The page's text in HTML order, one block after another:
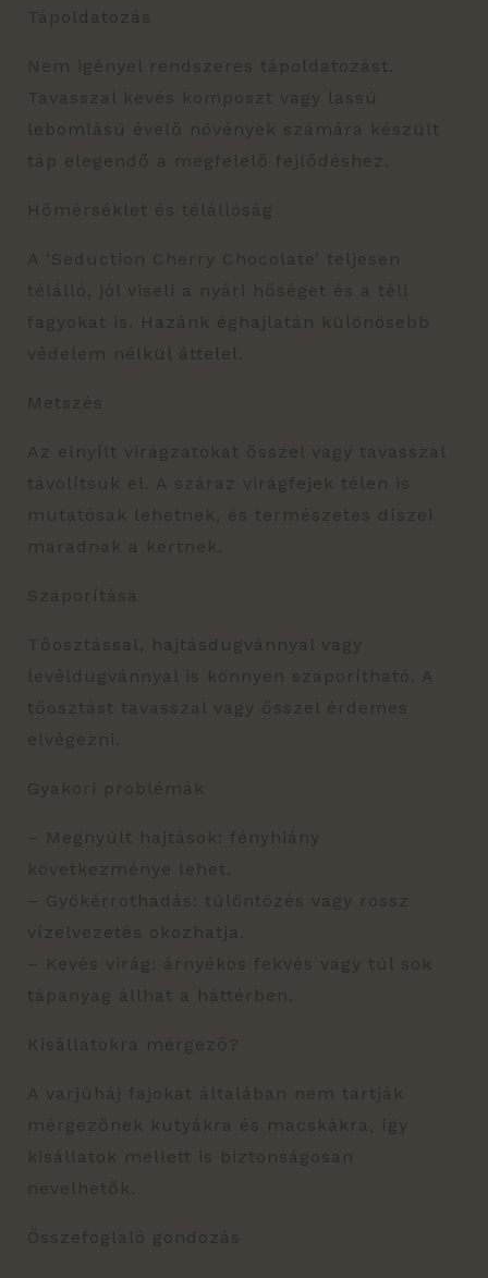
Tápoldatozás
Nem igényel rendszeres tápoldatozást.
Tavasszal kevés komposzt vagy lassú
lebomlású évelő növények számára készült
táp elegendő a megfelelő fejlődéshez.
Hőmérséklet és télállóság
A ‘Seduction Cherry Chocolate’ teljesen
télálló, jól viseli a nyári hőséget és a téli
fagyokat is. Hazánk éghajlatán különösebb
védelem nélkül áttelel.
Metszés
Az elnyílt virágzatokat ősszel vagy tavasszal
távolítsuk el. A száraz virágfejek télen is
mutatósak lehetnek, és természetes díszei
maradnak a kertnek.
Szaporítása
Tőosztással, hajtásdugvánnyal vagy
levéldugvánnyal is könnyen szaporítható. A
tőosztást tavasszal vagy ősszel érdemes
elvégezni.
Gyakori problémák
– Megnyúlt hajtások: fényhiány
következménye lehet.
– Gyökérrothadás: túlöntözés vagy rossz
vízelvezetés okozhatja.
– Kevés virág: árnyékos fekvés vagy túl sok
tápanyag állhat a háttérben.
Kisállatokra mérgező?
A varjúháj fajokat általában nem tartják
mérgezőnek kutyákra és macskákra, így
kisállatok mellett is biztonságosan
nevelhetők.
Összefoglaló gondozás